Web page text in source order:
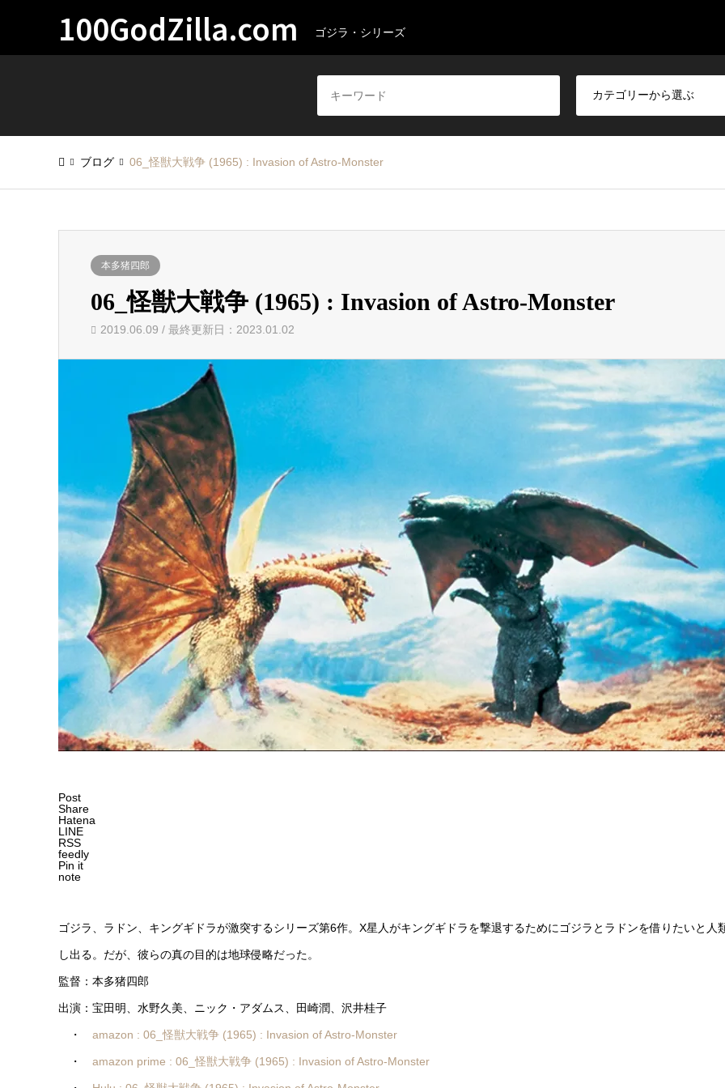
100GodZilla.com ゴジラ・シリーズ
ブログ 06_怪獣大戦争 (1965) : Invasion of Astro-Monster
本多猪四郎
06_怪獣大戦争 (1965) : Invasion of Astro-Monster
2019.06.09 / 最終更新日：2023.01.02
Post
Share
Hatena
LINE
RSS
feedly
Pin it
note
ゴジラ、ラドン、キングギドラが激突するシリーズ第6作。X星人がキングギドラを撃退するためにゴジラとラドンを借りたいと人
し出る。だが、彼らの真の目的は地球侵略だった。
監督：本多猪四郎
出演：宝田明、水野久美、ニック・アダムス、田崎潤、沢井桂子
・ amazon : 06_怪獣大戦争 (1965) : Invasion of Astro-Monster
・ amazon prime : 06_怪獣大戦争 (1965) : Invasion of Astro-Monster